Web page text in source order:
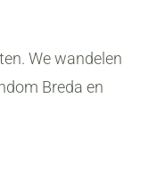
We wandelen
Breda en